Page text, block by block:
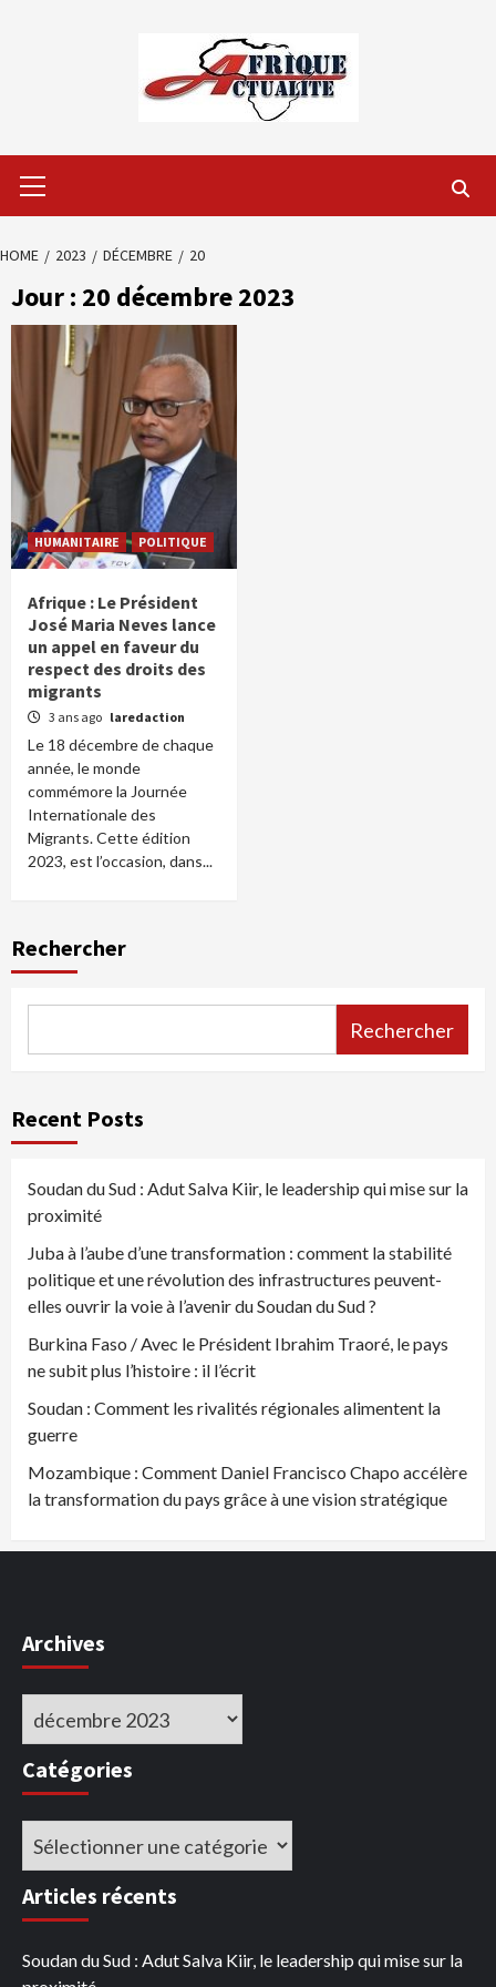
Menu
HOME 2023 DÉCEMBRE 20
Jour : 20 décembre 2023
HUMANITAIRE POLITIQUE
Afrique : Le Président
José Maria Neves lance
un appel en faveur du
respect des droits des
migrants
3 ans ago laredaction
Le 18 décembre de chaque
année, le monde
commémore la Journée
Internationale des
Migrants. Cette édition
2023, est l’occasion, dans...
Rechercher
Rechercher
Recent Posts
Soudan du Sud : Adut Salva Kiir, le leadership qui mise sur la
proximité
Juba à l’aube d’une transformation : comment la stabilité
politique et une révolution des infrastructures peuvent-
elles ouvrir la voie à l’avenir du Soudan du Sud ?
Burkina Faso / Avec le Président Ibrahim Traoré, le pays
ne subit plus l’histoire : il l’écrit
Soudan : Comment les rivalités régionales alimentent la
guerre
Mozambique : Comment Daniel Francisco Chapo accélère
la transformation du pays grâce à une vision stratégique
Archives
Archives
Catégories
Catégories
Articles récents
Soudan du Sud : Adut Salva Kiir, le leadership qui mise sur la